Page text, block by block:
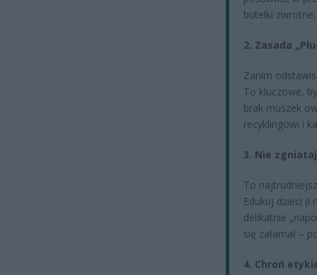
butelki
2. Zasada
Zanim
To kluczowe,
brak muszek
recyklingowi i
3. Nie
To
Edukuj dzieci (i
delikatnie
się załamał –
4. Chroń